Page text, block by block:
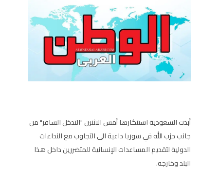
أبدت السعودية استنكارها أمس الاثنين "التدخل السافر" من
جانب حزب الله في سوريا داعية الى التجاوب مع النداءات
الدولية لتقديم المساعدات الإنسانية للمتضررين داخل هذا
البلد وخارجه.